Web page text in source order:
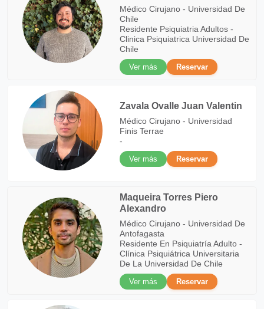
Médico Cirujano - Universidad De
Chile
Residente Psiquiatria Adultos -
Clinica Psiquiatrica Universidad De
Chile
Ver más
Reservar
Zavala Ovalle Juan Valentin
Médico Cirujano - Universidad
Finis Terrae
-
Ver más
Reservar
Maqueira Torres Piero
Alexandro
Médico Cirujano - Universidad De
Antofagasta
Residente En Psiquiatría Adulto -
Clínica Psiquiátrica Universitaria
De La Universidad De Chile
Ver más
Reservar